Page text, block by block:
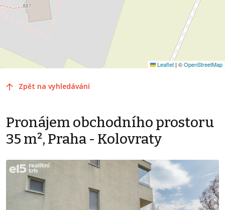
Leaflet | ©OpenStreetMap
Zpět na vyhledávání
Pronájem obchodního prostoru
35 m², Praha - Kolovraty